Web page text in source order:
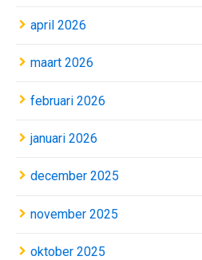
april 2026
maart 2026
februari 2026
januari 2026
december 2025
november 2025
oktober 2025